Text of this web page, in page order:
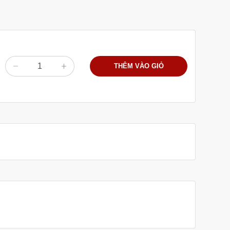
THÊM VÀO GIỎ